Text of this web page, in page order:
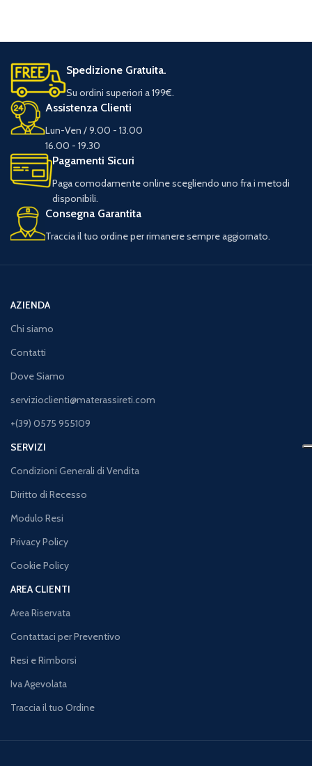
Spedizione Gratuita.
Su ordini superiori a 199€.
Assistenza Clienti
Lun-Ven / 9.00 - 13.00
16.00 - 19.30
Pagamenti Sicuri
Paga comodamente online scegliendo uno fra i metodi
disponibili.
Consegna Garantita
Traccia il tuo ordine per rimanere sempre aggiornato.
AZIENDA
Chi siamo
Contatti
Dove Siamo
servizioclienti@materassireti.com
+(39) 0575 955109
SERVIZI
Condizioni Generali di Vendita
Diritto di Recesso
Modulo Resi
Privacy Policy
Cookie Policy
AREA CLIENTI
Area Riservata
Contattaci per Preventivo
Resi e Rimborsi
Iva Agevolata
Traccia il tuo Ordine